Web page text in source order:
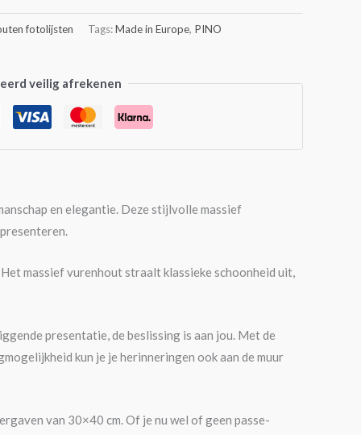
fotolijsten Tags:Made in Europe, PINO
veilig afrekenen
en elegantie. Deze stijlvolle massief
massief vurenhout straalt klassieke schoonheid uit,
presentatie, de beslissing is aan jou. Met de
kun je je herinneringen ook aan de muur
van 30×40 cm. Of je nu wel of geen passe-